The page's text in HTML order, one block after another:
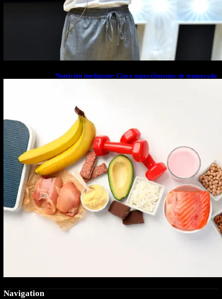
Nutrición inteligente: Cinco superalimentos de temporada
Navigation